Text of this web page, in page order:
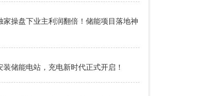
家操盘下业主利润翻倍！储能项目落地神
装储能电站，充电新时代正式开启！